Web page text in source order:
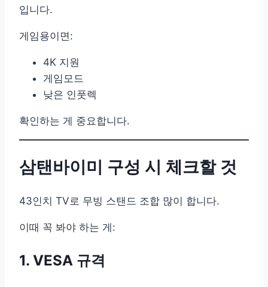
입니다.
게임용이면:
4K 지원
게임모드
낮은 인풋렉
확인하는 게 중요합니다.
삼탠바이미 구성 시 체크할 것
43인치 TV로 무빙 스탠드 조합 많이 합니다.
이때 꼭 봐야 하는 게:
1. VESA 규격